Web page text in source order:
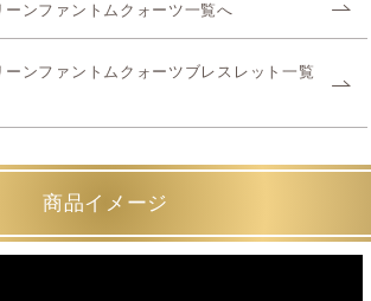
ーンファントムクォーツ一覧へ
ーンファントムクォーツブレスレット一覧
商品イメージ